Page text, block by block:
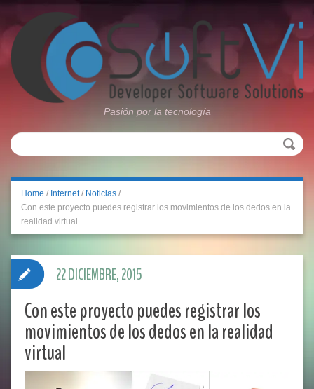
Pasión por la tecnología
Home / Internet / Noticias /
Con este proyecto puedes registrar los movimientos de los dedos en la
realidad virtual
Con este proyecto puedes registrar los
movimientos de los dedos en la realidad
virtual
22 DICIEMBRE, 2015